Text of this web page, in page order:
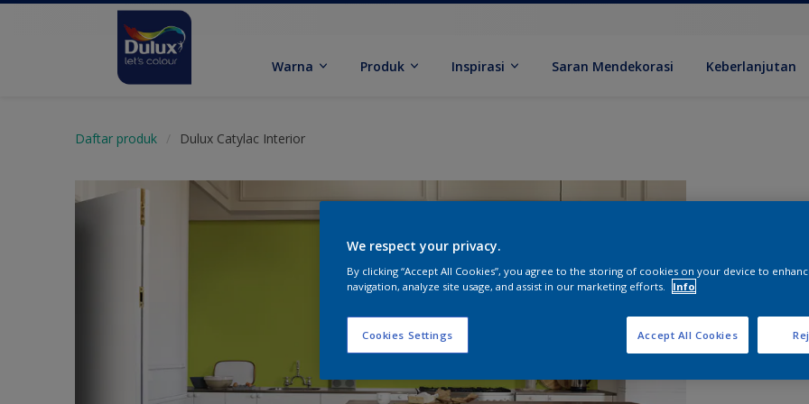
Warna Produk Inspirasi Saran Mendekorasi Keberlanjutan
Daftar produk Dulux Catylac Interior
We respect your privacy.
By clicking “Accept All Cookies”, you agree to the storing of cookies on your device to
navigation, analyze site usage, and assist in our marketing efforts.
Info
Cookies Settings Accept All Cookies